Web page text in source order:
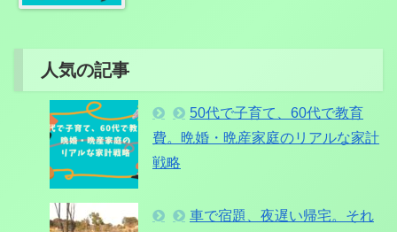
人気の記事
50代で子育て、60代で教育
費。晩婚・晩産家庭のリアルな家計
戦略
車で宿題、夜遅い帰宅。それ